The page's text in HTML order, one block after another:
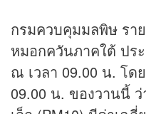
กรมควบคุมมลพิษ รา
หมอกควันภาคใต้ ปร
ณ เวลา 09.00 น. โด
09.00 น. ของวานนี้